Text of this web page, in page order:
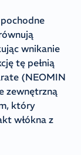
wnikanie
tę pełnią
(NEOMIN
zewnętrzną
który
włókna z